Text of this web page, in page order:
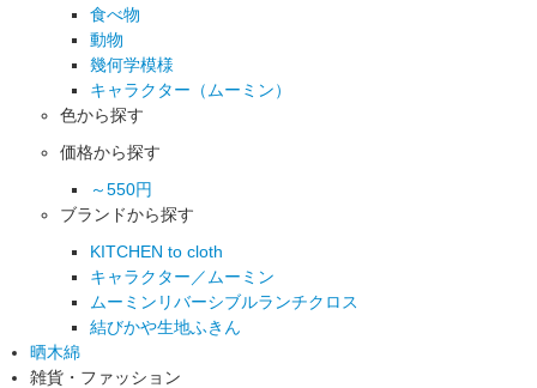
食べ物
動物
幾何学模様
キャラクター（ムーミン）
色から探す
価格から探す
～550円
ブランドから探す
KITCHEN to cloth
キャラクター／ムーミン
ムーミンリバーシブルランチクロス
結びかや生地ふきん
晒木綿
雑貨・ファッション